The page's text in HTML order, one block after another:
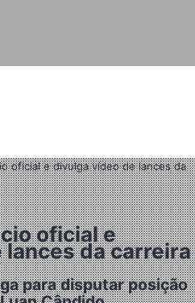
oficial e divulga vídeo de lances da
oficial e
da carreira
para disputar posição